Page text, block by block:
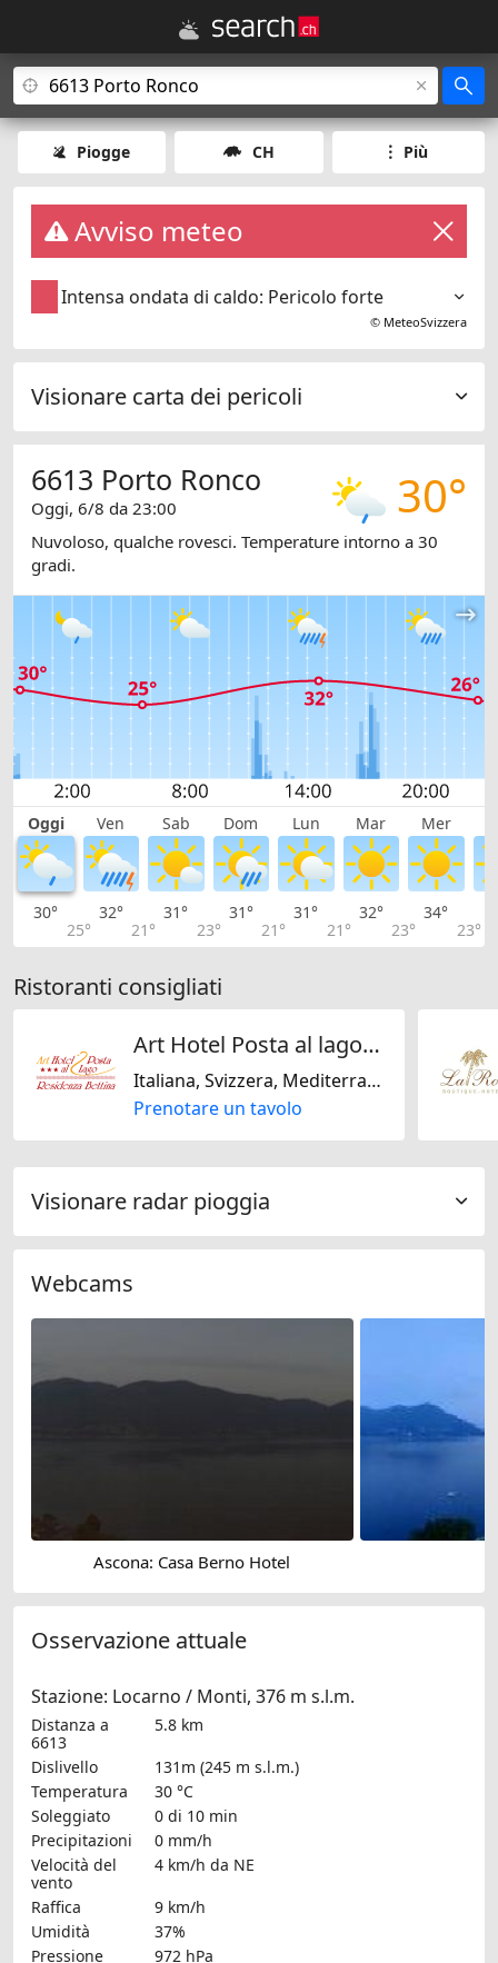
Piogge CH Più
Avviso meteo
Intensa ondata di caldo: Pericolo forte
© MeteoSvizzera
Visionare carta dei pericoli
30°
6613 Porto Ronco
Oggi, 6/8 da 23:00
Nuvoloso, qualche rovesci. Temperature intorno a 30
gradi.
Oggi Ven Sab Dom Lun Mar Mer
30°
25°
32°
21°
31°
23°
31°
21°
31°
21°
32°
23°
34°
23°
Ristoranti consigliati
Art Hotel Posta al lago/ Ristorante Rivalago/Residenza Bettina
Italiana, Svizzera, Mediterranea
Prenotare un tavolo
Visionare radar pioggia
Webcams
Ascona: Casa Berno Hotel
Osservazione attuale
Stazione: Locarno / Monti, 376 m s.l.m.
Distanza a
6613
5.8 km
Dislivello
131m (245 m s.l.m.)
Temperatura
30 °C
Soleggiato
0 di 10 min
Precipitazioni
0 mm/h
Velocità del
vento
4 km/h da NE
Raffica
9 km/h
Umidità
37%
Pressione
972 hPa